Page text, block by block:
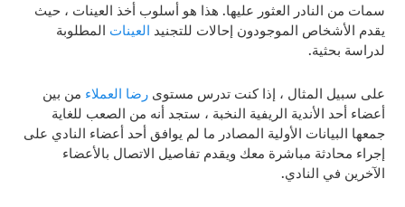
سمات من النادر العثور عليها. هذا هو أسلوب أخذ العينات ، حيث
يقدم الأشخاص الموجودون إحالات للتجنيد العينات المطلوبة
لدراسة بحثية.
على سبيل المثال ، إذا كنت تدرس مستوىرضا العملاء من بين
أعضاء أحد الأندية الريفية النخبة ، ستجد أنه من الصعب للغاية
جمعها البيانات الأولية المصادر ما لم يوافق أحد أعضاء النادي على
إجراء محادثة مباشرة معك ويقدم تفاصيل الاتصال بالأعضاء
الآخرين في النادي.